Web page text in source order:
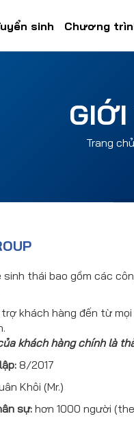
sinh Chương
Trang chủ
sinh thái bao gồm các
khách hàng đến từ
khách hàng chính là
8/2017
Khôi (Mr.)
sự: hơn 1000 người